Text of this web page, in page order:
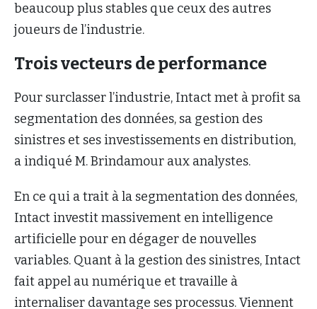
beaucoup plus stables que ceux des autres
joueurs de l’industrie.
Trois vecteurs de performance
Pour surclasser l’industrie, Intact met à profit sa
segmentation des données, sa gestion des
sinistres et ses investissements en distribution,
a indiqué M. Brindamour aux analystes.
En ce qui a trait à la segmentation des données,
Intact investit massivement en intelligence
artificielle pour en dégager de nouvelles
variables. Quant à la gestion des sinistres, Intact
fait appel au numérique et travaille à
internaliser davantage ses processus. Viennent